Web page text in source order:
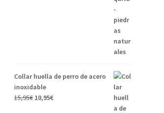
Collar huella de perro de acero
inoxidable
15,95€ 10,95€